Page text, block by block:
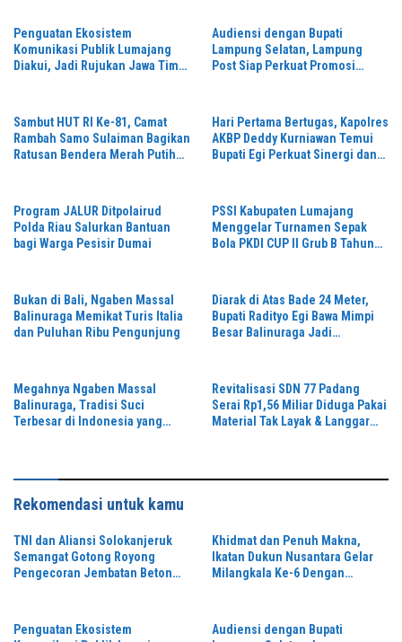
Penguatan Ekosistem
Komunikasi Publik Lumajang
Diakui, Jadi Rujukan Jawa Timur
Audiensi dengan Bupati
Lampung Selatan, Lampung
Post Siap Perkuat Promosi
Sambut HUT RI Ke-81, Camat
Rambah Samo Sulaiman Bagikan
Ratusan Bendera Merah Putih
Hari Pertama Bertugas, Kapolres
AKBP Deddy Kurniawan Temui
Bupati Egi Perkuat Sinergi dan
Program JALUR Ditpolairud
Polda Riau Salurkan Bantuan
bagi Warga Pesisir Dumai
PSSI Kabupaten Lumajang
Menggelar Turnamen Sepak
Bola PKDI CUP II Grub B Tahun
Bukan di Bali, Ngaben Massal
Balinuraga Memikat Turis Italia
dan Puluhan Ribu Pengunjung
Diarak di Atas Bade 24 Meter,
Bupati Radityo Egi Bawa Mimpi
Besar Balinuraga Jadi
Megahnya Ngaben Massal
Balinuraga, Tradisi Suci
Terbesar di Indonesia yang
Revitalisasi SDN 77 Padang
Serai Rp1,56 Miliar Diduga Pakai
Material Tak Layak & Langgar
Rekomendasi untuk kamu
TNI dan Aliansi Solokanjeruk
Semangat Gotong Royong
Pengecoran Jembatan Beton
Khidmat dan Penuh Makna,
Ikatan Dukun Nusantara Gelar
Milangkala Ke-6 Dengan
Penguatan Ekosistem
Audiensi dengan Bupati